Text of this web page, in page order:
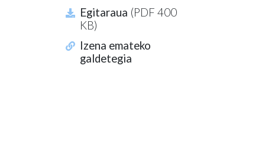
Egitaraua (PDF 400
KB)
Izena emateko
galdetegia